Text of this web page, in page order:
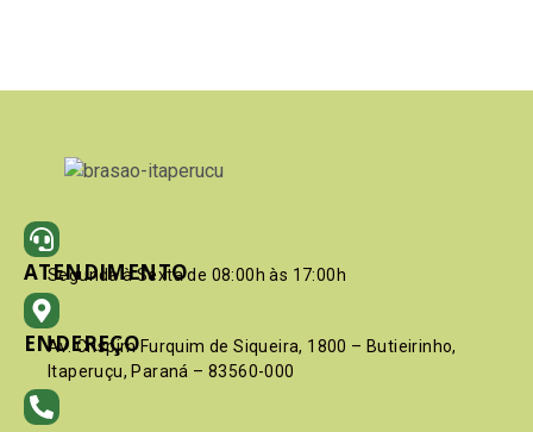
ATENDIMENTO
Segunda à Sexta de 08:00h às 17:00h
ENDEREÇO
Av. Crispim Furquim de Siqueira, 1800 – Butieirinho,
Itaperuçu, Paraná – 83560-000